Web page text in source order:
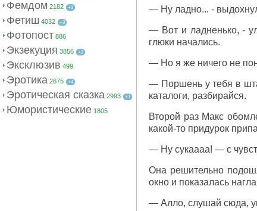
Фемдом 2182 +3
Фетиш 4032 +3
Фотопост 886
Экзекуция 3856 +2
Эксклюзив 499
Эротика 2675 +4
Эротическая сказка 2993 +1
Юмористические 1805
— Ну ладно... -
— Вот и ладненько, -
глюки начались.
— Но я же ничего не
— Поршень у тебя в
каталоги, разбирайся.
Второй раз Макс
какой-то придурок
— Ну сукаааа! — с
Она решительно
окно и показалась
— Алло, слушай сюда,